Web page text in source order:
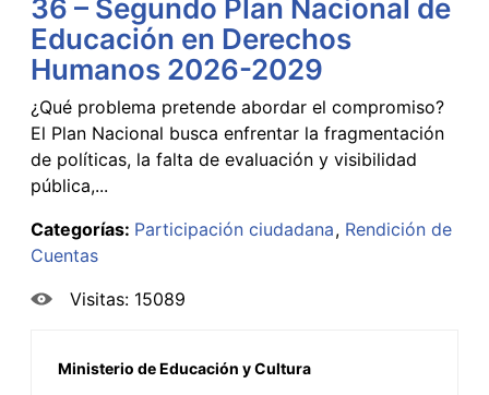
36 – Segundo Plan Nacional de
Educación en Derechos
Humanos 2026-2029
¿Qué problema pretende abordar el compromiso?
El Plan Nacional busca enfrentar la fragmentación
de políticas, la falta de evaluación y visibilidad
pública,...
Categorías: Participación ciudadana Rendición de
Cuentas
Visitas: 15089
Ministerio de Educación y Cultura